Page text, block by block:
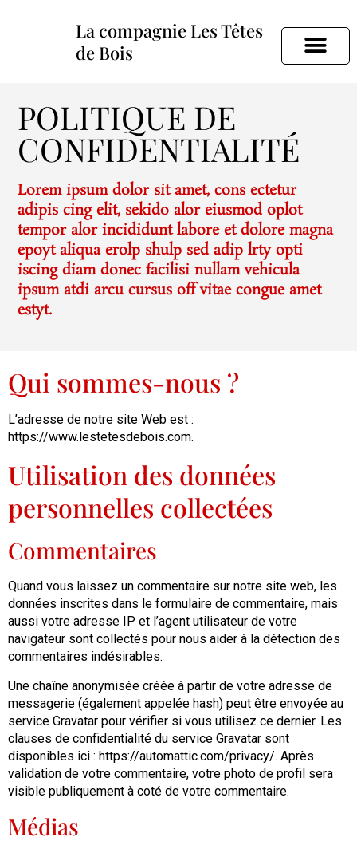
La compagnie Les Têtes
de Bois
POLITIQUE DE
CONFIDENTIALITÉ
Lorem ipsum dolor sit amet, cons ectetur
adipis cing elit, sekido alor eiusmod oplot
tempor alor incididunt labore et dolore magna
epoyt aliqua erolp shulp sed adip lrty opti
iscing diam donec facilisi nullam vehicula
ipsum atdi arcu cursus off vitae congue amet
estyt.
Qui sommes-nous ?
L’adresse de notre site Web est :
https://www.lestetesdebois.com.
Utilisation des données
personnelles collectées
Commentaires
Quand vous laissez un commentaire sur notre site web, les
données inscrites dans le formulaire de commentaire, mais
aussi votre adresse IP et l’agent utilisateur de votre
navigateur sont collectés pour nous aider à la détection des
commentaires indésirables.
Une chaîne anonymisée créée à partir de votre adresse de
messagerie (également appelée hash) peut être envoyée au
service Gravatar pour vérifier si vous utilisez ce dernier. Les
clauses de confidentialité du service Gravatar sont
disponibles ici : https://automattic.com/privacy/. Après
validation de votre commentaire, votre photo de profil sera
visible publiquement à coté de votre commentaire.
Médias